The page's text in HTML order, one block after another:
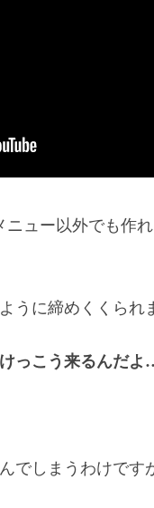
ュー以外でも作
うに締めくくられ
っこう来るんだ
でしまうわけです